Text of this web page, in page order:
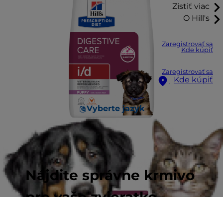
Zistiť viac
O Hill's
Zaregistrovať sa
Kde kúpiť
Zaregistrovať sa
Kde kúpiť
Vyberte jazyk
Nájdite správne krmivo